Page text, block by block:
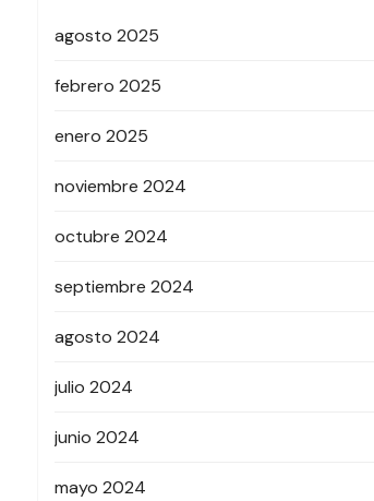
agosto 2025
febrero 2025
enero 2025
noviembre 2024
octubre 2024
septiembre 2024
agosto 2024
julio 2024
junio 2024
mayo 2024